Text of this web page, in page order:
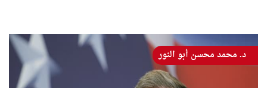
د. محمد محسن أبو النور